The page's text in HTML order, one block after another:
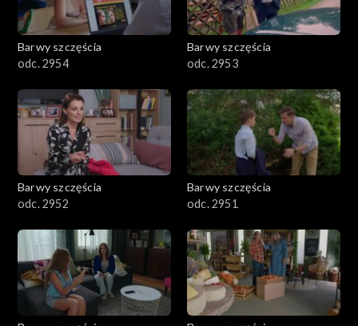
Barwy szczęścia
odc. 2954
Barwy szczęścia
odc. 2953
Barwy szczęścia
odc. 2952
Barwy szczęścia
odc. 2951